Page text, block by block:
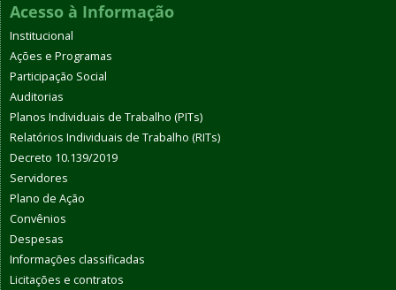
Acesso à Informação
Institucional
Ações e Programas
Participação Social
Auditorias
Planos Individuais de Trabalho (PITs)
Relatórios Individuais de Trabalho (RITs)
Decreto 10.139/2019
Servidores
Plano de Ação
Convênios
Despesas
Informações classificadas
Licitações e contratos